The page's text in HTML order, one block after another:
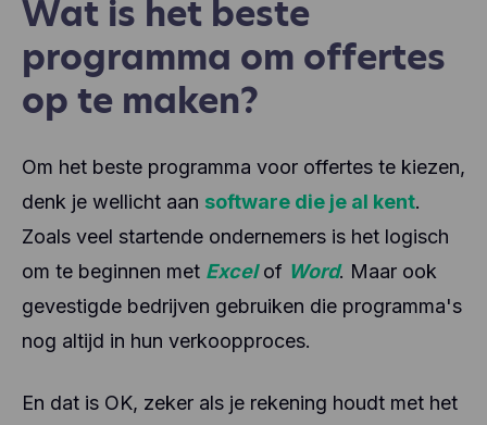
Wat is het beste
programma om offertes
op te maken?
Om het beste programma voor offertes te kiezen,
denk je wellicht aan software die je al kent.
Zoals veel startende ondernemers is het logisch
om te beginnen met Excelof Word. Maar ook
gevestigde bedrijven gebruiken die programma's
nog altijd in hun verkoopproces.
En dat is OK, zeker als je rekening houdt met het